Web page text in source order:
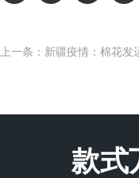
上一条：新疆疫情：棉花发
款